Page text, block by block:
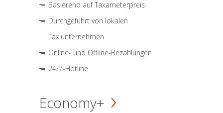
Basierend auf Taxameterpreis
Durchgeführt von lokalen
Taxiunternehmen
Online- und Offline-Bezahlungen
24/7-Hotline
Economy+